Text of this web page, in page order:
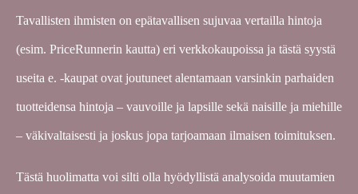
Tavallisten ihmisten on epätavallisen sujuvaa vertailla hintoja
(esim. PriceRunnerin kautta) eri verkkokaupoissa ja tästä syystä
useita e. -kaupat ovat joutuneet alentamaan varsinkin parhaiden
tuotteidensa hintoja – vauvoille ja lapsille sekä naisille ja miehille
– väkivaltaisesti ja joskus jopa tarjoamaan ilmaisen toimituksen.
Tästä huolimatta voi silti olla hyödyllistä analysoida muutamien